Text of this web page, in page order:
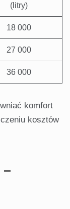
(litry)
18 000
27 000
36 000
komfort
kosztów
–